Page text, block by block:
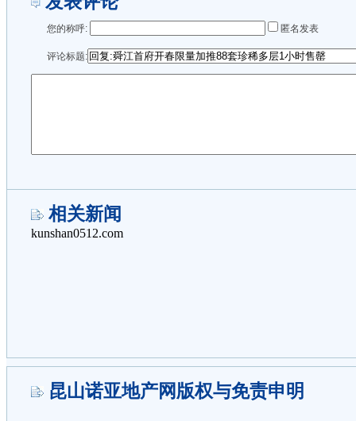
您的称呼: 匿名发表
评论标题:
相关新闻
昆山诺亚地产网版权与免责申明